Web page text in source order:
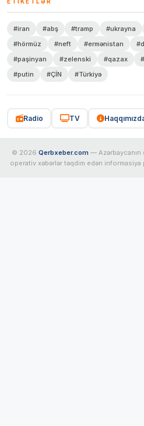
#iran #abş #tramp #ukrayna
#hörmüz
#neft #ermənistan
#paşinyan
#zelenski #qazax
#putin
#ÇİN #Türkiyə
Radio TV
© 2026 Qerbxeber.com — Azərbaycanın
operativ xəbərlər təqdim edən informasiya